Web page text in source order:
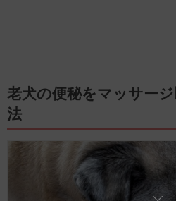
老犬の便秘をマッサー
法